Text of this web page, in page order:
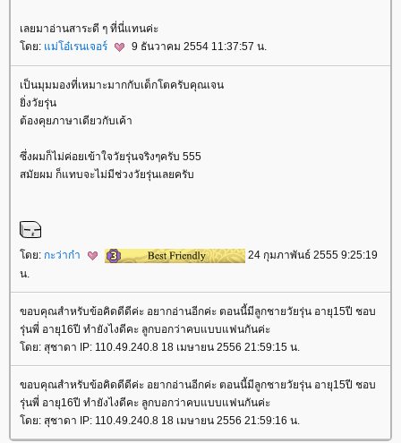
เลยมาอ่านสาระดี ๆ ที่นี่แทนค่ะ
ดย: ม่โอ๋เรนเจอร์ 9 ธันวาคม 2554 11:37:57 น.
เป็นมุมมองที่เหมาะมากกับเด็กโตครับคุณเจน
ิ่งวัยรุ่น
ต้องคุยภาษาเดียวกับเค้า
ซึ่งผมก็ไม่ค่อยเข้าใจวัยรุ่นจริงๆครับ 555
สมัยผม ก็แทบจะไม่มีช่วงวัยรุ่นเลยครับ
ดย: กะว่าก๋า
24 กุมภาพันธ์ 2555 9:25:19
น.
ขอบคุณสำหรับข้อคิดดีดีค่ะ อยากอ่านอีกค่ะ ตอนนี้มีลูกชายวัยรุ่น อายุ15ปี ชอบ
รุ่นพี่ อายุ16ปี ทำยังไงดีคะ ลูกบอกว่าคบแบบแฟนกันค่ะ
ดย: สุชาดา IP: 110.49.240.8 18 เมษายน 2556 21:59:15 น.
ขอบคุณสำหรับข้อคิดดีดีค่ะ อยากอ่านอีกค่ะ ตอนนี้มีลูกชายวัยรุ่น อายุ15ปี ชอบ
รุ่นพี่ อายุ16ปี ทำยังไงดีคะ ลูกบอกว่าคบแบบแฟนกันค่ะ
ดย: สุชาดา IP: 110.49.240.8 18 เมษายน 2556 21:59:16 น.